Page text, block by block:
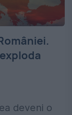
deveni o